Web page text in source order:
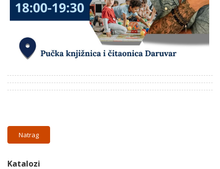
Natrag
Katalozi